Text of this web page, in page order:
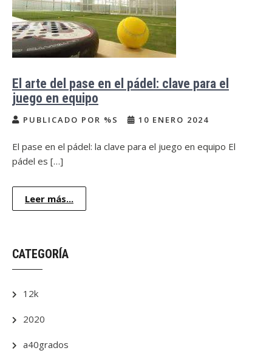
El arte del pase en el pádel: clave para el
juego en equipo
PUBLICADO POR %S 10 ENERO 2024
El pase en el pádel: la clave para el juego en equipo El
pádel es […]
Leer más...
CATEGORÍA
12k
2020
a40grados